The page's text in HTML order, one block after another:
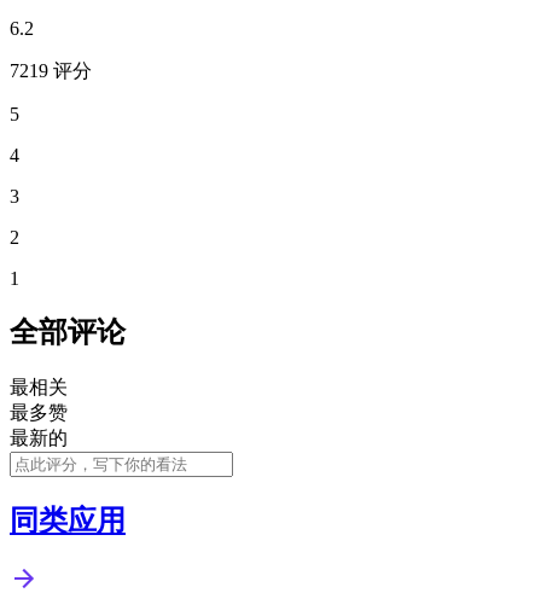
6.2
7219 评分
5
4
3
2
1
全部评论
最相关
最多赞
最新的
同类应用